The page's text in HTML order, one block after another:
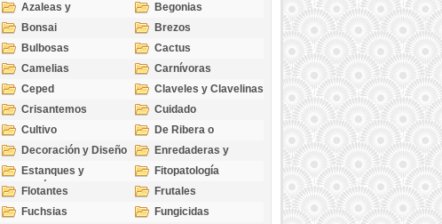
Azaleas y
Rododendros
Begonias
Bonsai
Brezos
Bulbosas
Cactus
Camelias
Carnívoras
Ceped
Claveles y Clavelinas
Crisantemos
Cuidado
Cultivo
De Ribera o
Palustres
Decoración y Diseño
Enredaderas y
cubresuelos
Estanques y
Acuáticas
Fitopatología
Flotantes
Frutales
Fuchsias
Fungicidas